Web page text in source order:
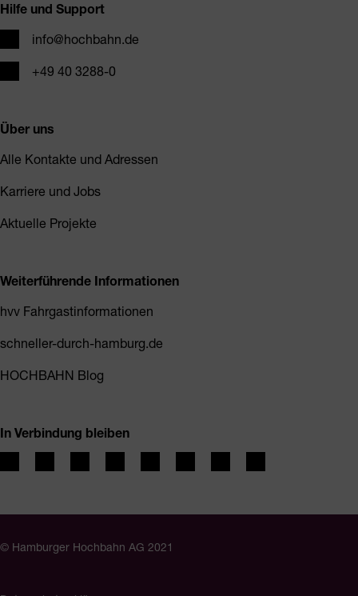
Hilfe und Support
E-Mailinfo@hochbahn.de
Telefon+49 40 3288-0
Über uns
Alle Kontakte und Adressen
Karriere und Jobs
Aktuelle Projekte
Weiterführende Informationen
hvv Fahrgastinformationen
schneller-durch-hamburg.de
HOCHBAHN Blog
In Verbindung bleiben
© Hamburger Hochbahn AG 2021